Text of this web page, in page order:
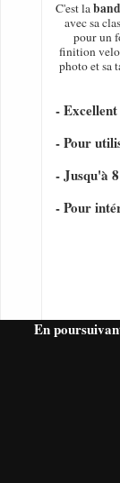
En
C'est la
avec sa
pour un
finition
photo et sa
-
- Pour
- Jusqu'à
- Pour